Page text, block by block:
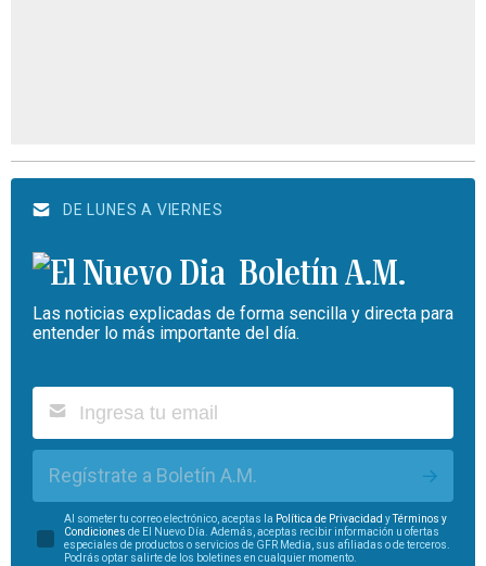
DE LUNES A VIERNES
Boletín A.M.
Las noticias explicadas de forma sencilla y directa para
entender lo más importante del día.
Regístrate a Boletín A.M.
Al someter tu correo electrónico, aceptas la Política de Privacidad yTérminos y
Condiciones de El Nuevo Día. Además, aceptas recibir información u ofertas
especiales de productos o servicios de GFR Media, sus afiliadas o de terceros.
Podrás optar salirte de los boletines en cualquier momento.